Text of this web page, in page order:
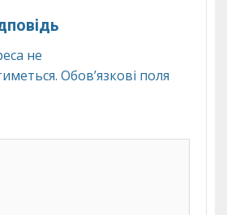
не
Обов’язкові поля